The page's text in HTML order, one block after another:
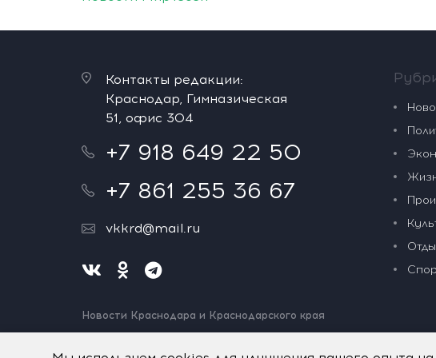
Контакты редакции:
Краснодар, Гимназическая
51, офис 304
+7 918 649 22 50
+7 861 255 36 67
vkkrd@mail.ru
Новости Краснодара и Краснодарского края
Нашли ошибку? Выделите и нажмите Ctrl+Enter.